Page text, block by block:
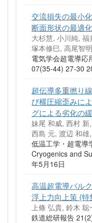
交流損失の最小
断面形状の最適
大杉慧, 小川純,
塚本修巳, 高尾智明
電気学会超電導応
07(35-44) 27-30
超伝導多重撚り
び横圧縮歪みに
グによる劣化の
妹尾 和威, 西村
西島 元, 渡辺 和雄
低温工学・超電導
Cryogenics and
年5月16日
高温超電導バル
浮上力向上策 (特
上條 弘貴, 鈴木
鉄道総研報告